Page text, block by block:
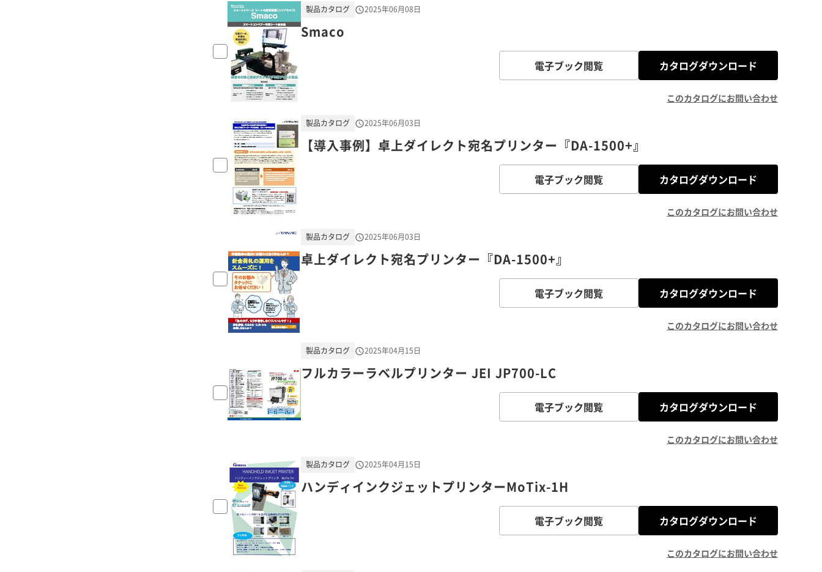
Smaco
製品カタログ 2025年06月08日
電子ブック閲覧 カタログダウンロード
このカタログにお問い合わせ
【導入事例】卓上ダイレクト宛名プリンター『DA-1500+』
製品カタログ 2025年06月03日
電子ブック閲覧 カタログダウンロード
このカタログにお問い合わせ
卓上ダイレクト宛名プリンター『DA-1500+』
製品カタログ 2025年06月03日
電子ブック閲覧 カタログダウンロード
このカタログにお問い合わせ
フルカラーラベルプリンター JEI JP700-LC
製品カタログ 2025年04月15日
電子ブック閲覧 カタログダウンロード
このカタログにお問い合わせ
ハンディインクジェットプリンターMoTix-1H
製品カタログ 2025年04月15日
電子ブック閲覧 カタログダウンロード
このカタログにお問い合わせ